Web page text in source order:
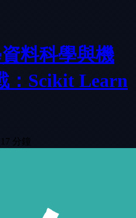
料科學與機
：Scikit Learn
分鐘